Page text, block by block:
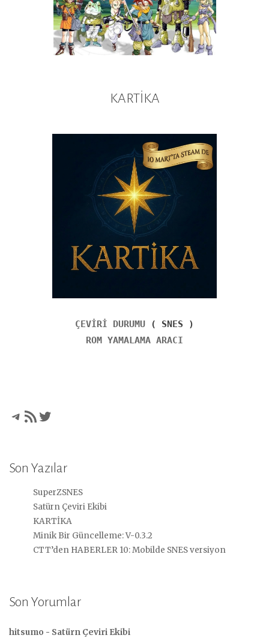
KARTİKA
ÇEVİRİ DURUMU ( SNES )
ROM YAMALAMA ARACI
Telegram
RSS akışıTwitter
Son Yazılar
SuperZSNES
Satürn Çeviri Ekibi
KARTİKA
Minik Bir Güncelleme: V-0.3.2
CTT’den HABERLER 10: Mobilde SNES versiyon
Son Yorumlar
hitsumo - Satürn Çeviri Ekibi